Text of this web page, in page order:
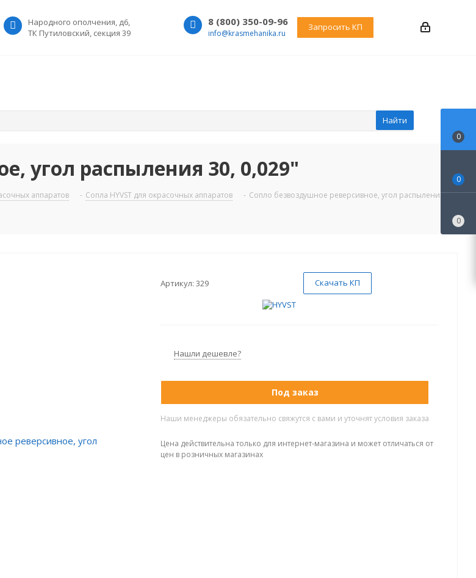
Народного ополчения, д6,
ТК Путиловский, секция 39
8 (800) 350-09-96
info@krasmehanika.ru
Запросить КП
Найти
угол распыления 30, 0,029"
аппаратов - Сопла HYVST для окрасочных аппаратов - Сопло безвоздушное реверсивное, угол распыления 30,
Артикул: 329 Скачать КП
Нашли дешевле?
Под заказ
Наши менеджеры обязательно свяжутся с вами и уточнят условия заказа
Цена действительна только для интернет-магазина и может отличаться от
цен в розничных магазинах
0
0
0